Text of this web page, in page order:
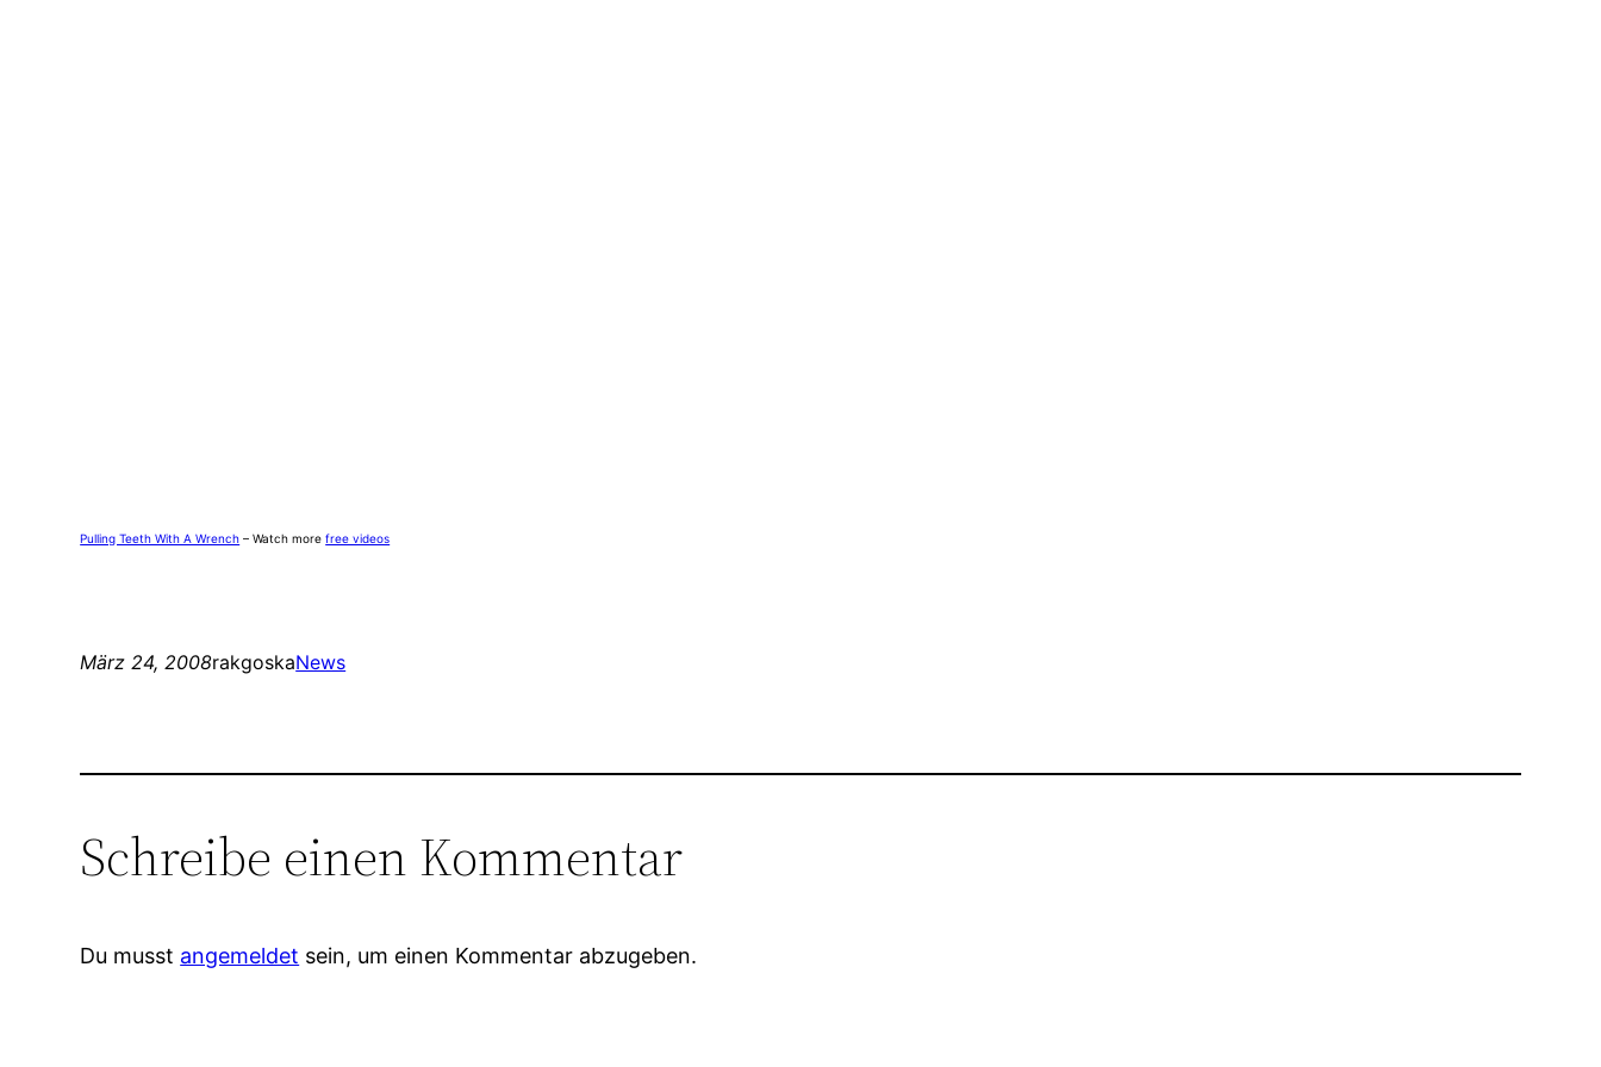
Pulling Teeth With A Wrench – Watch morefree videos
März 24, 2008rakgoskaNews
Schreibe einen Kommentar
Du musst angemeldet sein, um einen Kommentar abzugeben.